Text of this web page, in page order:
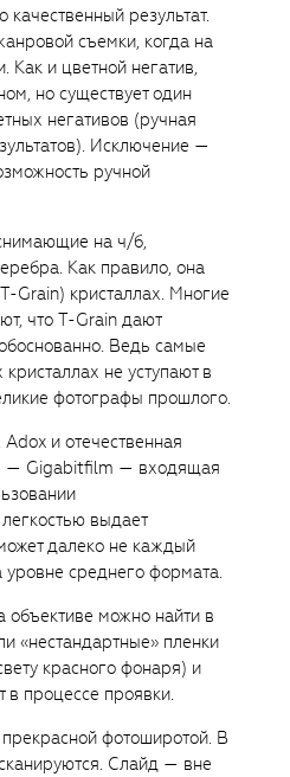
результат.
съемки, когда на
Как и цветной негатив,
но существует один
негативов (ручная
Исключение —
ручной
на ч/б,
Как правило, она
Grain) кристаллах. Многие
что T-Grain дают
Ведь самые
не уступают в
фотографы прошлого.
и отечественная
— Gigabitfilm — входящая
выдает
далеко не каждый
уровне среднего формата.
можно найти в
«нестандартные» пленки
красного фонаря) и
в процессе проявки.
фотоширотой. В
Слайд — вне